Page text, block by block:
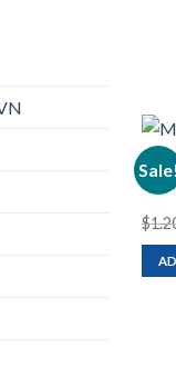
Sale!
$